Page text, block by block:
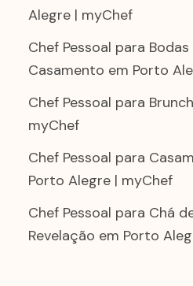
Alegre | myChef
Chef Pessoal para
Casamento em Porto
Chef Pessoal para
myChef
Chef Pessoal para
Porto Alegre | myChef
Chef Pessoal para Chá
Revelação em Porto